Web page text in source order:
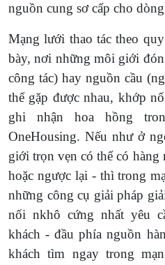
nguồn cung sơ cấp cho
Mạng lưới thao tác theo
bày, nơi những môi giới
công tác) hay nguồn cầu
thể gặp được nhau, khớp
ghi nhận hoa hồng
OneHousing. Nếu như ở
giới trọn vẹn có thể có
hoặc ngược lại - thì trong
những công cụ giải pháp
nối nkhô cứng nhất yêu
khách - đầu phía nguồn
khách tìm ngay trong